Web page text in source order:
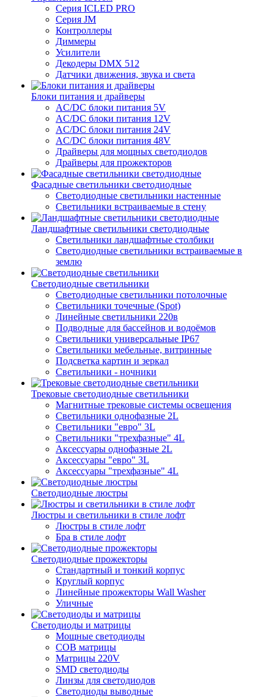
Серия ICLED PRO
Серия JM
Контроллеры
Диммеры
Усилители
Декодеры DMX 512
Датчики движения, звука и света
Блоки питания и драйверы
AC/DC блоки питания 5V
AC/DC блоки питания 12V
AC/DC блоки питания 24V
AC/DC блоки питания 48V
Драйверы для мощных светодиодов
Драйверы для прожекторов
Фасадные светильники светодиодные
Светодиодные светильники настенные
Светильники встраиваемые в стену
Ландшафтные светильники светодиодные
Светильники ландшафтные столбики
Светодиодные светильники встраиваемые в
землю
Светодиодные светильники
Светодиодные светильники потолочные
Светильники точечные (Spot)
Линейные светильники 220в
Подводные для бассейнов и водоёмов
Светильники универсальные IP67
Светильники мебельные, витринные
Подсветка картин и зеркал
Светильники - ночники
Трековые светодиодные светильники
Магнитные трековые системы освещения
Светильники однофазные 2L
Светильники "евро" 3L
Светильники "трехфазные" 4L
Аксессуары однофазные 2L
Аксессуары "евро" 3L
Аксессуары "трехфазные" 4L
Светодиодные люстры
Люстры и светильники в стиле лофт
Люстры в стиле лофт
Бра в стиле лофт
Светодиодные прожекторы
Стандартный и тонкий корпус
Круглый корпус
Линейные прожекторы Wall Washer
Уличные
Светодиоды и матрицы
Мощные светодиоды
COB матрицы
Матрицы 220V
SMD светодиоды
Линзы для светодиодов
Светодиоды выводные